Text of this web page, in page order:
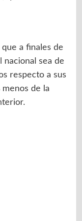
a finales de
nacional sea de
respecto a sus
de la